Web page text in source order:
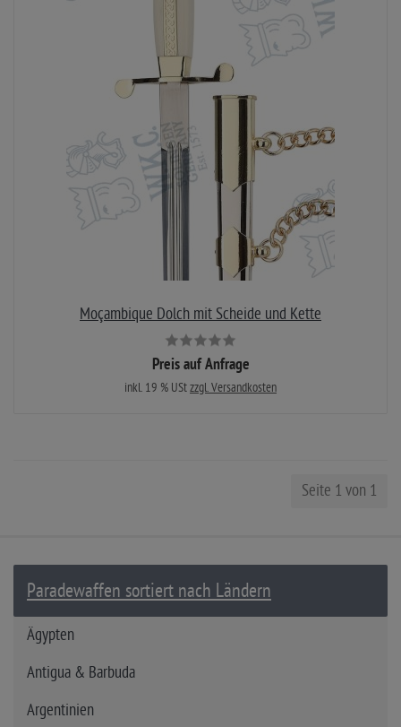
Moçambique Dolch mit Scheide und Kette
Preis auf Anfrage
inkl. 19 % UStzzgl. Versandkosten
Seite 1 von 1
Paradewaffen sortiert nach Ländern
Ägypten
Antigua & Barbuda
Argentinien